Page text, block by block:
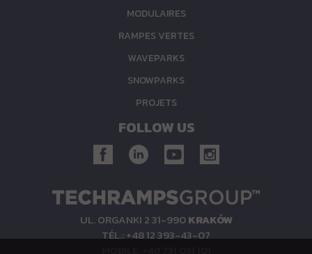
MODULAIRES
RAMPES VERTES
WAVEPARKS
SNOWPARKS
PROJETS
FOLLOW US
UL. ORGANKI 2 31-990KRAKÓW
TÉL.: +48 12 393-43-07